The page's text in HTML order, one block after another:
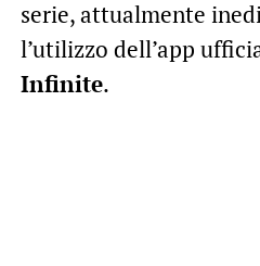
serie, attualmente
l’utilizzo dell’app
Infinite.